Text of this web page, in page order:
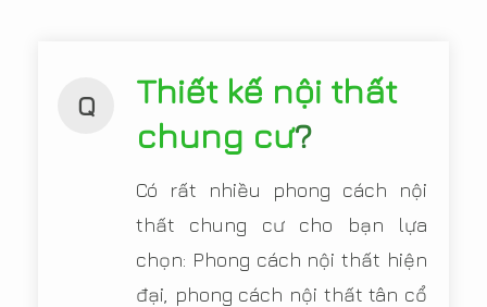
Q
Thiết kế nội thất
chung cư?
Có rất nhiều phong cách nội
thất chung cư cho bạn lựa
chọn: Phong cách nội thất hiện
đại, phong cách nội thất tân cổ